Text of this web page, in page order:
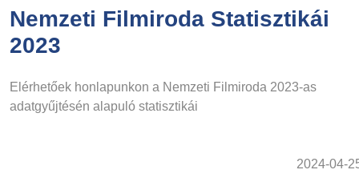
Nemzeti Filmiroda Statisztikái
2023
Elérhetőek honlapunkon a Nemzeti Filmiroda 2023-as
adatgyűjtésén alapuló statisztikái
2024-04-